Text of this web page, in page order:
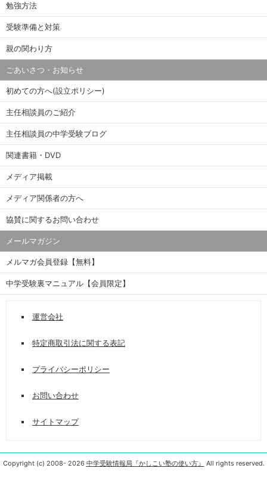
勉強方法
受験準備と対策
親の関わり方
ごあいさつ・お知らせ
初めての方へ(設立ポリシー)
主任相談員のご紹介
主任相談員の中学受験ブログ
関連書籍・DVD
メディア掲載
メディア関係者の方へ
協賛に関するお問い合わせ
メールマガジン
メルマガ会員登録【無料】
中学受験裏マニュアル【会員限定】
運営会社
特定商取引法に関する表記
プライバシーポリシー
お問い合わせ
サイトマップ
Copyright (c) 2008- 2026 中学受験情報局『かしこい塾の使い方』 All rights reserved.